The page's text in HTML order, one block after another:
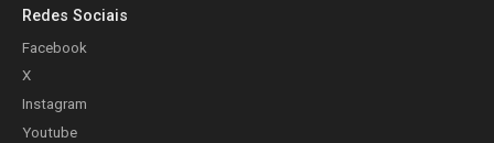
Redes Sociais
Facebook
X
Instagram
Youtube